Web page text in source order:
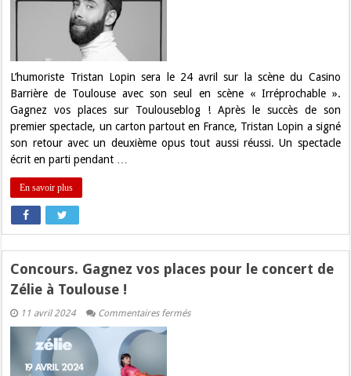
Lopin
à
Toulouse
!
L’humoriste Tristan Lopin sera le 24 avril sur la scène du Casino
Barrière de Toulouse avec son seul en scène « Irréprochable ».
Gagnez vos places sur Toulouseblog ! Après le succès de son
premier spectacle, un carton partout en France, Tristan Lopin a signé
son retour avec un deuxième opus tout aussi réussi. Un spectacle
écrit en parti pendant …
En savoir plus
Concours. Gagnez vos places pour le concert de
Zélie à Toulouse !
11 avril 2024 Commentaires ferméssur